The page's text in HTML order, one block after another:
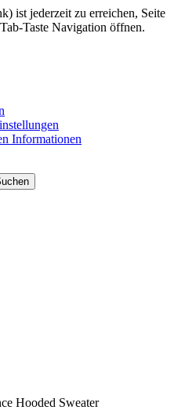
ist jederzeit zu erreichen, Seite
Taste Navigation öffnen.
Informationen
Hooded Sweater